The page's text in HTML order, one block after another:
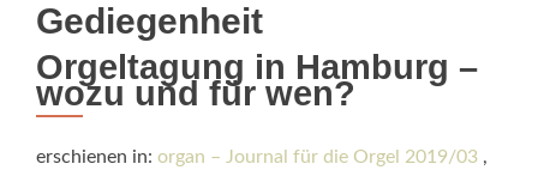
Gediegenheit
Orgeltagung in Hamburg –
wozu und für wen?
erschienen in: organ – Journal für die Orgel 2019/03 ,